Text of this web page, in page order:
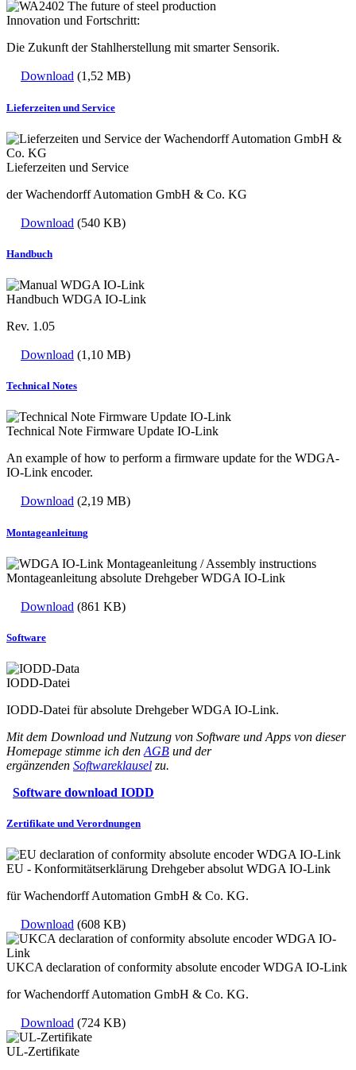
Innovation und Fortschritt:
Die Zukunft der Stahlherstellung mit smarter Sensorik.
Download (1,52 MB)
Lieferzeiten und Service
Lieferzeiten und Service
der Wachendorff Automation GmbH & Co. KG
Download (540 KB)
Handbuch
Handbuch WDGA IO-Link
Rev. 1.05
Download (1,10 MB)
Technical Notes
Technical Note Firmware Update IO-Link
An example of how to perform a firmware update for the WDGA-
IO-Link encoder.
Download (2,19 MB)
Montageanleitung
Montageanleitung absolute Drehgeber WDGA IO-Link
Download (861 KB)
Software
IODD-Datei
IODD-Datei für absolute Drehgeber WDGA IO-Link.
Mit dem Download und Nutzung von Software und Apps von dieser
Homepage stimme ich den AGB und der
ergänzenden Softwareklausel zu.
Software download IODD
Zertifikate und Verordnungen
EU - Konformitätserklärung Drehgeber absolut WDGA IO-Link
für Wachendorff Automation GmbH & Co. KG.
Download (608 KB)
UKCA declaration of conformity absolute encoder WDGA IO-Link
for Wachendorff Automation GmbH & Co. KG.
Download (724 KB)
UL-Zertifikate